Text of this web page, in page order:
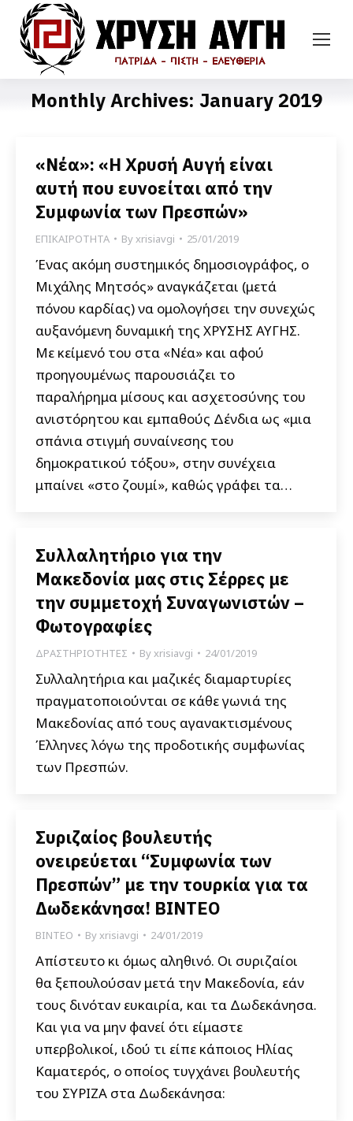
Monthly Archives: January 2019
«Νέα»: «Η Χρυσή Αυγή είναι
αυτή που ευνοείται από την
Συμφωνία των Πρεσπών»
ΕΠΙΚΑΙΡΟΤΗΤΑ Byxrisiavgi 25/01/2019
Ένας ακόμη συστημικός δημοσιογράφος, ο
Μιχάλης Μητσός» αναγκάζεται (μετά
πόνου καρδίας) να ομολογήσει την συνεχώς
αυξανόμενη δυναμική της ΧΡΥΣΗΣ ΑΥΓΗΣ.
Με κείμενό του στα «Νέα» και αφού
προηγουμένως παρουσιάζει το
παραλήρημα μίσους και ασχετοσύνης του
ανιστόρητου και εμπαθούς Δένδια ως «μια
σπάνια στιγμή συναίνεσης του
δημοκρατικού τόξου», στην συνέχεια
μπαίνει «στο ζουμί», καθώς γράφει τα…
Συλλαλητήριο για την
Μακεδονία μας στις Σέρρες με
την συμμετοχή Συναγωνιστών –
Φωτογραφίες
ΔΡΑΣΤΗΡΙΟΤΗΤΕΣ Byxrisiavgi 24/01/2019
Συλλαλητήρια και μαζικές διαμαρτυρίες
πραγματοποιούνται σε κάθε γωνιά της
Μακεδονίας από τους αγανακτισμένους
Έλληνες λόγω της προδοτικής συμφωνίας
των Πρεσπών.
Συριζαίος βουλευτής
ονειρεύεται “Συμφωνία των
Πρεσπών” με την τουρκία για τα
Δωδεκάνησα! ΒΙΝΤΕΟ
ΒΙΝΤΕΟ Byxrisiavgi 24/01/2019
Απίστευτο κι όμως αληθινό. Οι συριζαίοι
θα ξεπουλούσαν μετά την Μακεδονία, εάν
τους δινόταν ευκαιρία, και τα Δωδεκάνησα.
Και για να μην φανεί ότι είμαστε
υπερβολικοί, ιδού τι είπε κάποιος Ηλίας
Καματερός, ο οποίος τυγχάνει βουλευτής
του ΣΥΡΙΖΑ στα Δωδεκάνησα: